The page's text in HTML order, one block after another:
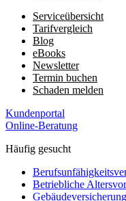
Serviceübersicht
Tarifvergleich
Blog
eBooks
Newsletter
Termin buchen
Schaden melden
Kundenportal
Online-Beratung
Häufig gesucht
Betriebliche